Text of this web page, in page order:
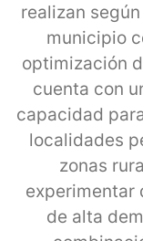
realizan
municipio
optimización
cuenta con
capacidad
localidades
zonas
experimentar
de alta